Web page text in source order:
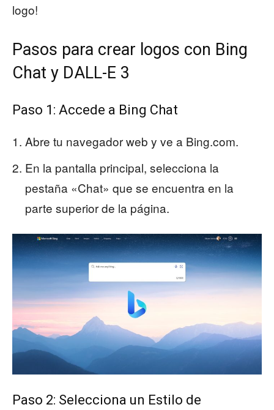
logo!
Pasos para crear logos con Bing
Chat y DALL-E 3
Paso 1: Accede a Bing Chat
Abre tu navegador web y ve a Bing.com.
En la pantalla principal, selecciona la
pestaña «Chat» que se encuentra en la
parte superior de la página.
Paso 2: Selecciona un Estilo de